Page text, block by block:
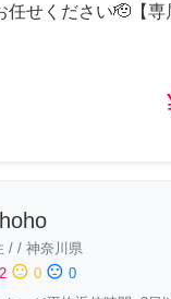
任せください🫡【
/ / 神奈川県
2 sentiment_neutral 0 sentiment_dissatisfied 0